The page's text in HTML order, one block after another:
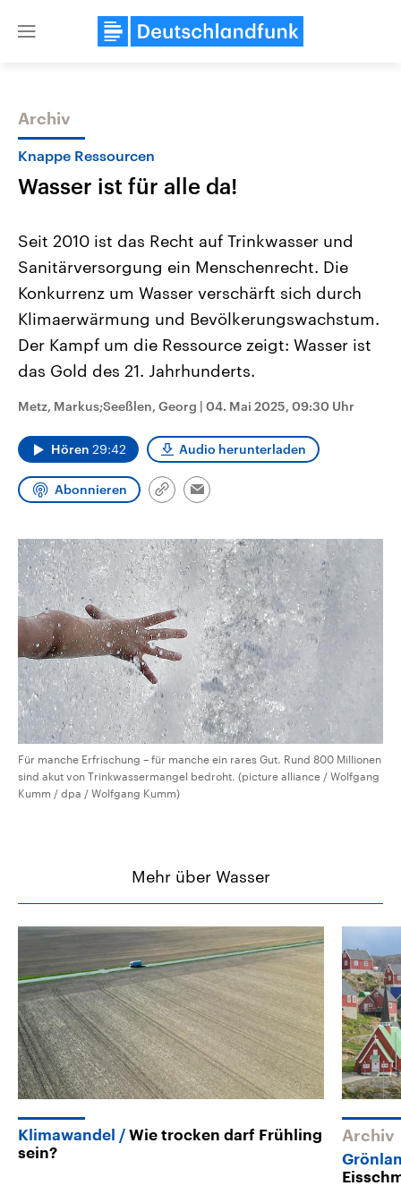
Close
Themen
Landtagswahl Sachsen-Anhalt
2026
Alle Informationen
Sachsen-Anhalt wählt am 6.
September 2026 einen neuen
Bundesland von einer Koalition aus
CDU, SPD und FDP regiert.-
Wahlprogramme, aktuelle Berichte
und Hintergründe zu den Parteien
Wahl.
Aktuelle Beiträge,
Hintergründe
Wirtschaftlich und
gehören die Vereinigten
mit großem Einfluss auf
aktuelle Weltgeschehen.
Sendungen Programm Podcasts
Audio-Archiv
Archiv
Knappe Ressourcen
Wasser ist für alle da!
Seit 2010 ist das Recht auf Trinkwasser und
Sanitärversorgung ein Menschenrecht. Die
Konkurrenz um Wasser verschärft sich durch
Klimaerwärmung und Bevölkerungswachstum.
Der Kampf um die Ressource zeigt: Wasser ist
das Gold des 21. Jahrhunderts.
Metz, Markus;Seeßlen, Georg | 04. Mai 2025, 09:30 Uhr
Hören 29:42 Audio herunterladen
Abonnieren
Link
Email
Für manche Erfrischung – für manche ein rares Gut. Rund 800 Millionen
sind akut von Trinkwassermangel bedroht. (picture alliance / Wolfgang
Kumm / dpa / Wolfgang Kumm)
Mehr über Wasser
Klimawandel
Wie trocken darf Frühling
sein?
Archiv